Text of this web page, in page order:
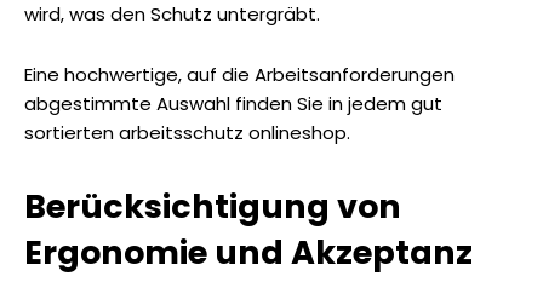
wird, was den Schutz untergräbt.
Eine hochwertige, auf die Arbeitsanforderungen
abgestimmte Auswahl finden Sie in jedem gut
sortierten arbeitsschutz onlineshop.
Berücksichtigung von
Ergonomie und Akzeptanz